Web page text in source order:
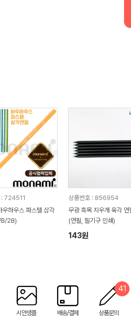
: 724511
하우스 파스텔 삼각
B/2B)
상품번호 : 856954
무광 흑목 지우개 육각 연필
(연필, 필기구 인쇄)
143원
시안샘플 배송/결제 상품문의
41